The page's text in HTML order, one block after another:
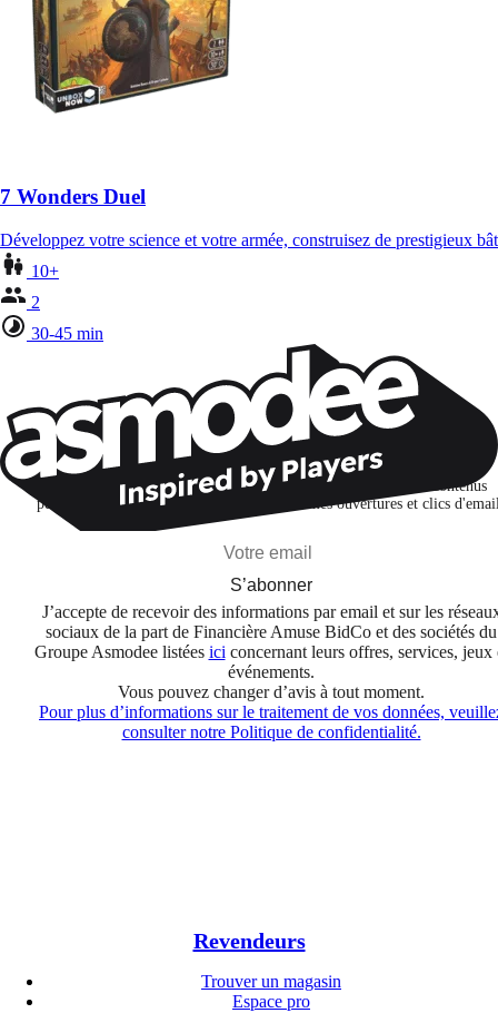
7 Wonders Duel
Développez votre science et votre armée, construisez de prestigieux
10+
2
30-45 min
Restons connectés !
Je m'abonne pour découvrir des jeux, des nouveautés et des contenus
personnalisés selon mes centres d'intérêt et mes ouvertures et clics
S’abonner
J’accepte de recevoir des informations par email et sur les
sociaux de la part de Financière Amuse BidCo et des sociétés du
Groupe Asmodee listées ici concernant leurs offres, services, jeux
événements.
Vous pouvez changer d’avis à tout moment.
Pour plus d’informations sur le traitement de vos données,
consulter notre Politique de confidentialité.
Revendeurs
Trouver un magasin
Espace pro